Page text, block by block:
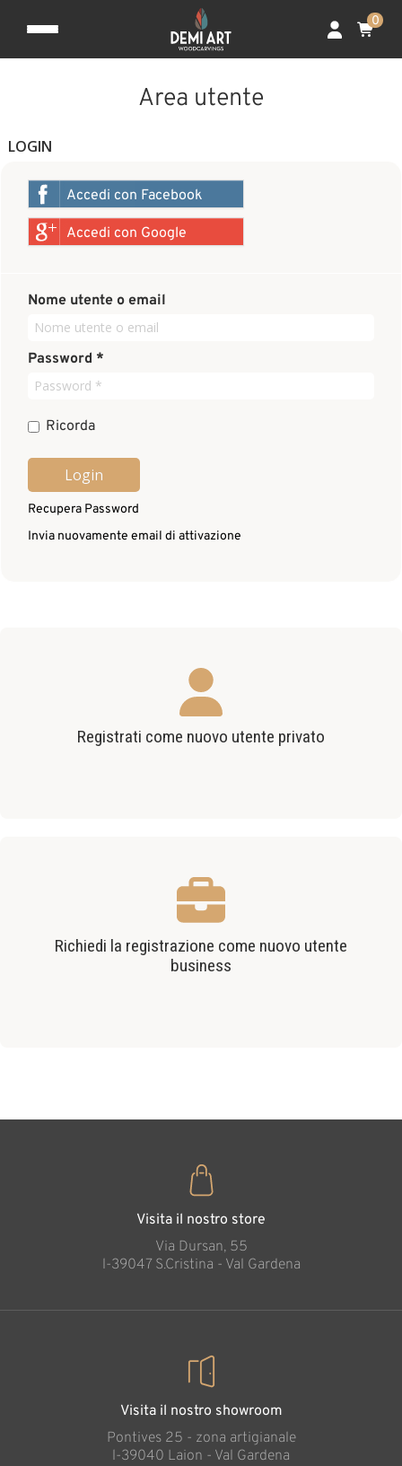
0
Area utente
LOGIN
Accedi con Facebook
Accedi con Google
Nome utente o email
Password *
Ricorda
Recupera Password
Invia nuovamente email di attivazione
Registrati come nuovo utente privato
Richiedi la registrazione come nuovo utente
business
Visita il nostro store
Via Dursan, 55
l-39047 S.Cristina - Val Gardena
Visita il nostro showroom
Pontives 25 - zona artigianale
l-39040 Laion - Val Gardena